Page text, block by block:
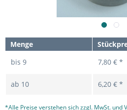
Menge
bis 9 7,80 € *
ab 10 6,20 € *
*Alle Preise verstehen sich zzgl. MwSt. und